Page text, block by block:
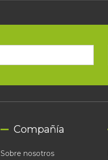
Compañía
Sobre nosotros